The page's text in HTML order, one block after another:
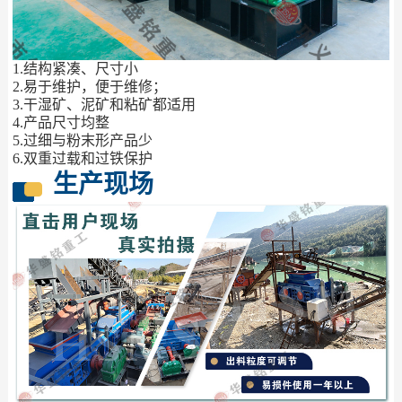
1.结构紧凑、尺寸小
2.易于维护，便于维修；
3.干湿矿、泥矿和粘矿都适用
4.产品尺寸均整
5.过细与粉末形产品少
6.双重过载和过铁保护
生产现场